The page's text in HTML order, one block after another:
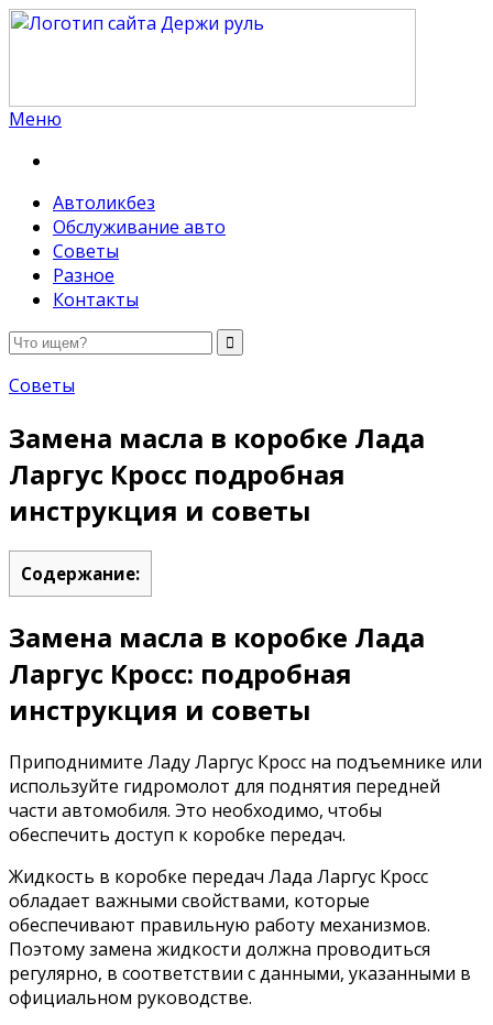
Меню
Автоликбез
Обслуживание авто
Советы
Разное
Контакты
Советы
Замена масла в коробке Лада
Ларгус Кросс подробная
инструкция и советы
Содержание:
Замена масла в коробке Лада
Ларгус Кросс: подробная
инструкция и советы
Приподнимите Ладу Ларгус Кросс на подъемнике или
используйте гидромолот для поднятия передней
части автомобиля. Это необходимо, чтобы
обеспечить доступ к коробке передач.
Жидкость в коробке передач Лада Ларгус Кросс
обладает важными свойствами, которые
обеспечивают правильную работу механизмов.
Поэтому замена жидкости должна проводиться
регулярно, в соответствии с данными, указанными в
официальном руководстве.